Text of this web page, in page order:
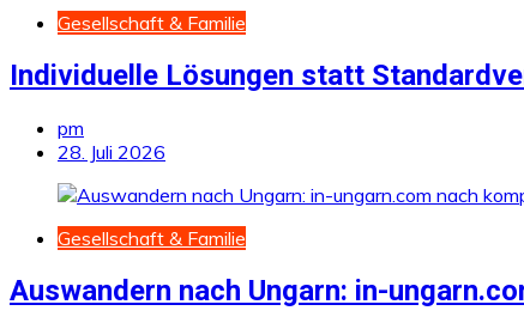
Gesellschaft & Familie
Individuelle Lösungen statt
pm
28. Juli 2026
Gesellschaft & Familie
Auswandern nach Ungarn: in-